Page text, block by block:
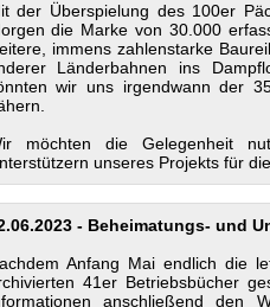
der Überspielung des 100er
die Marke von 30.000
immens zahlenstarke
Länderbahnen ins
wir uns irgendwann der
möchten die Gelegenheit
unseres Projekts für
- Beheimatungs- und
Anfang Mai endlich die
41er Betriebsbücher
anschließend den